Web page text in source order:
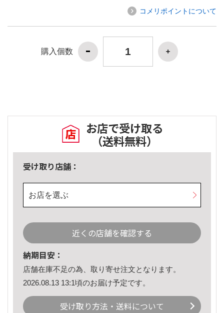
コメリポイントについて
購入個数
お店で受け取る
（送料無料）
受け取り店舗：
お店を選ぶ
近くの店舗を確認する
納期目安：
店舗在庫不足の為、取り寄せ注文となります。
2026.08.13 13:1頃のお届け予定です。
受け取り方法・送料について